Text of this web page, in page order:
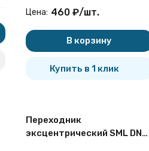
Цена: 460 ₽/шт.
В корзину
Купить в 1 клик
Переходник
эксцентрический SML DN